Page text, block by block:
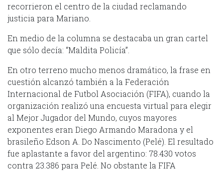
recorrieron el centro de la ciudad reclamando
justicia para Mariano.
En medio de la columna se destacaba un gran cartel
que sólo decía: “Maldita Policía”.
En otro terreno mucho menos dramático, la frase en
cuestión alcanzó también a la Federación
Internacional de Futbol Asociación (FIFA), cuando la
organización realizó una encuesta virtual para elegir
al Mejor Jugador del Mundo, cuyos mayores
exponentes eran Diego Armando Maradona y el
brasileño Edson A. Do Nascimento (Pelé). El resultado
fue aplastante a favor del argentino: 78.430 votos
contra 23.386 para Pelé. No obstante la FIFA